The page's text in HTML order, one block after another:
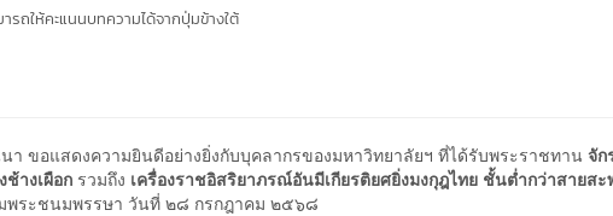
รถให้คะแนนบทความได้จากปุ่มข้างใต้
า ขอแสดงความยินดีอย่างยิ่งกับบุคลากรของมหาวิทยาลัยฯ ที่ได้รับพระราชทาน จัก
างเผือก รวมถึง เครื่องราชอิสริยาภรณ์อันมีเกียรติยศยิ่งมงกุฎไทย ชั้นต่ำกว่าสายสะ
พระชนมพรรษา วันที่ ๒๘ กรกฎาคม ๒๕๖๘